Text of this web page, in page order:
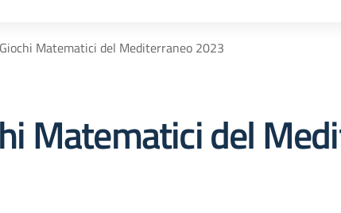
Matematici del Mediterraneo 2023
Matematici del